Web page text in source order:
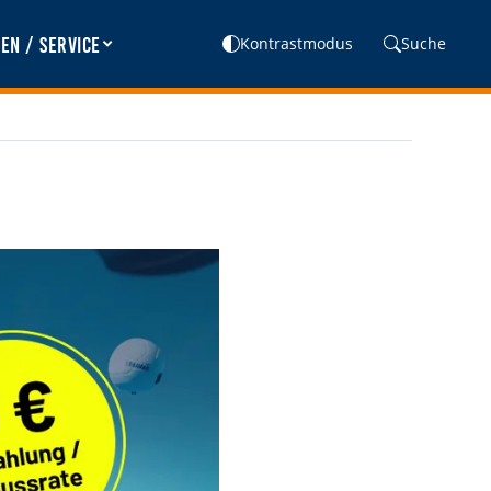
/ Service Kontrastmodus Suche